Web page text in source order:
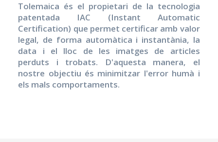
Tolemaica és el propietari de la tecnologia
patentada IAC (Instant Automatic
Certification) que permet certificar amb valor
legal, de forma automàtica i instantània, la
data i el lloc de les imatges de articles
perduts i trobats. D'aquesta manera, el
nostre objectiu és minimitzar l'error humà i
els mals comportaments.